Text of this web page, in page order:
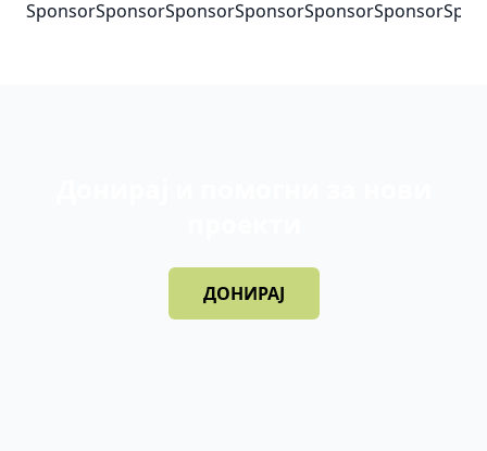
ДОНИРАЈ